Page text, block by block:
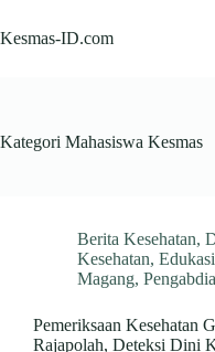
to
content
Kesmas-ID.com
Kategori Mahasiswa Kesmas
Berita Kesehatan,
Kesehatan,
Magang,
Pemeriksaan Kesehatan
Rajapolah, Deteksi Dini